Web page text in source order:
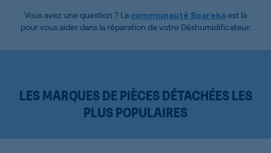
Vous avez une question ? La communauté Spareka est là
pour vous aider dans la réparation de votre Déshumidificateur.
LES MARQUES DE PIÈCES DÉTACHÉES LES
PLUS POPULAIRES